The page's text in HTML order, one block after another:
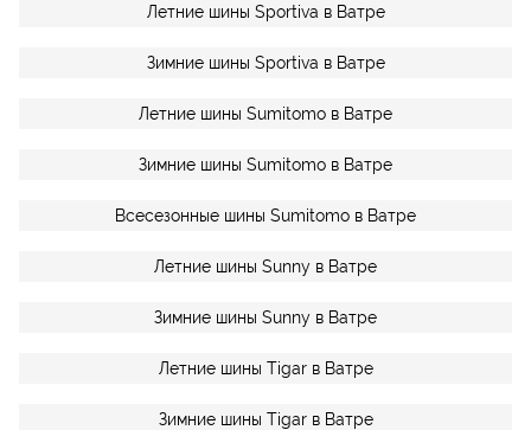
Летние шины Sportiva в Ватре
Зимние шины Sportiva в Ватре
Летние шины Sumitomo в Ватре
Зимние шины Sumitomo в Ватре
Всесезонные шины Sumitomo в Ватре
Летние шины Sunny в Ватре
Зимние шины Sunny в Ватре
Летние шины Tigar в Ватре
Зимние шины Tigar в Ватре